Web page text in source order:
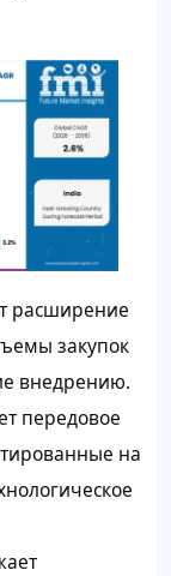
расширение
закупок
внедрению.
передовое
на